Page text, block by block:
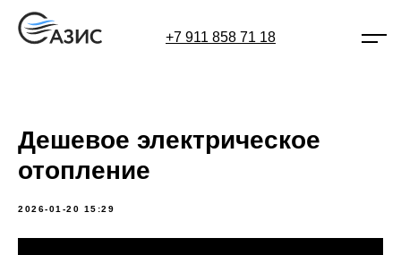
+7 911 858 71 18
Дешевое электрическое
отопление
2026-01-20 15:29